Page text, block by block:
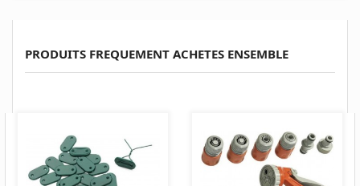
PRODUITS FREQUEMENT ACHETES ENSEMBLE